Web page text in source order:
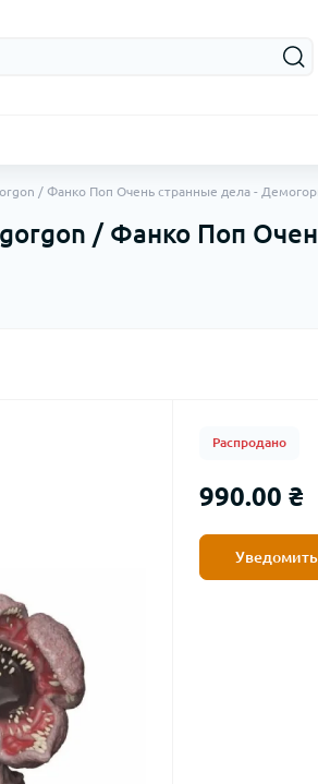
/ Фанко Поп Очень странные дела -
/ Фанко Поп
Распродано
990.00 ₴